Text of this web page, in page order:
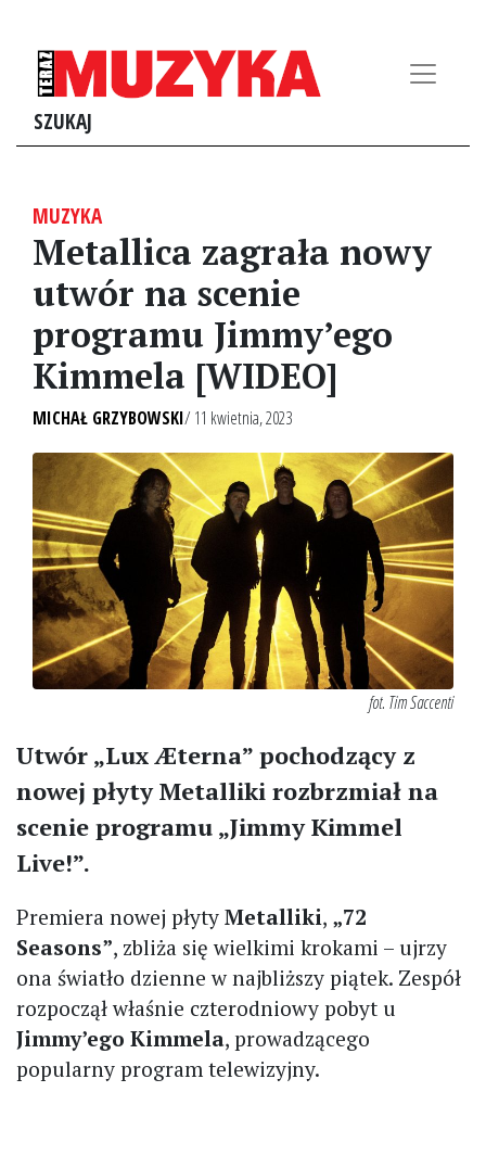
SZUKAJ
MUZYKA
Metallica zagrała nowy
utwór na scenie
programu Jimmy’ego
Kimmela [WIDEO]
MICHAŁ GRZYBOWSKI/ 11 kwietnia, 2023
fot. Tim Saccenti
Utwór „Lux Æterna” pochodzący z
nowej płyty Metalliki rozbrzmiał na
scenie programu „Jimmy Kimmel
Live!”.
Premiera nowej płyty Metalliki, „72
Seasons”, zbliża się wielkimi krokami – ujrzy
ona światło dzienne w najbliższy piątek. Zespół
rozpoczął właśnie czterodniowy pobyt u
Jimmy’ego Kimmela, prowadzącego
popularny program telewizyjny.